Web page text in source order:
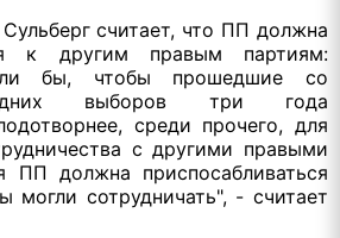
считает, что ПП должна
к другим правым партиям:
бы, чтобы прошедшие со
выборов три года
среди прочего, для
с другими правыми
ПП должна приспосабливаться
могли сотрудничать", - считает